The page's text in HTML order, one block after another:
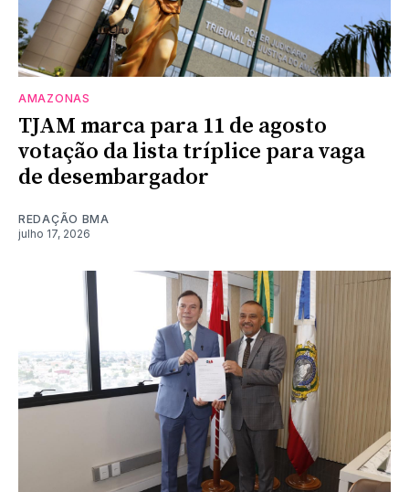
AMAZONAS
TJAM marca para 11 de agosto
votação da lista tríplice para vaga
de desembargador
REDAÇÃO BMA
julho 17, 2026